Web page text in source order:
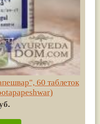
60 таблеток